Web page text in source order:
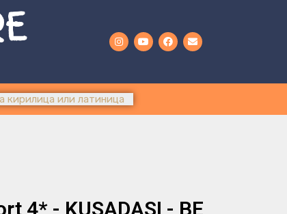
4* - KUSADASI - ВЕ